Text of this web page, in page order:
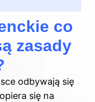
co
zasady
odbywają się
się na